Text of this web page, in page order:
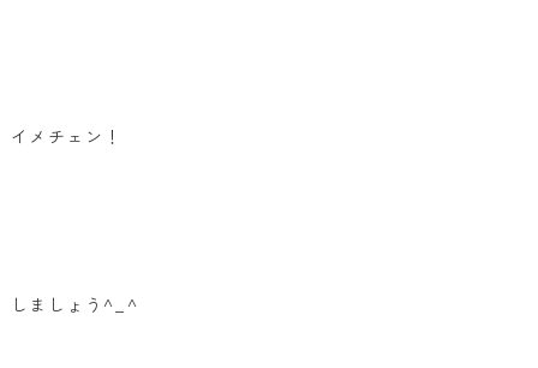
イメチェン！
しましょう^_^